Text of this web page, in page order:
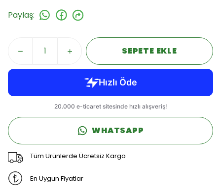
Paylaş:
SEPETE EKLE
WHATSAPP
Tüm Ürünlerde Ücretsiz Kargo
En Uygun Fiyatlar